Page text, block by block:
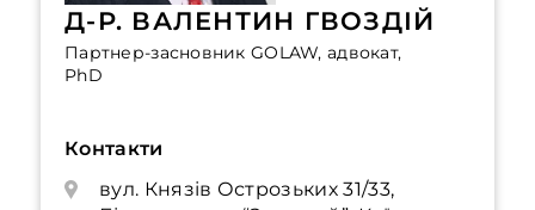
Д-Р. ВАЛЕНТИН ГВОЗДІЙ
Партнер-засновник GOLAW, адвокат,
PhD
Контакти
вул. Князів Острозьких 31/33,